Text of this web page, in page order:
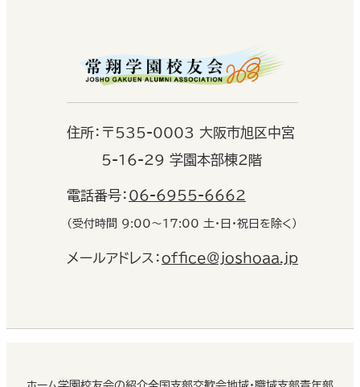
住所： 〒535-0003 大阪市旭区中宮
5-16-29 学園本部棟2階
電話番号： 06-6955-6662
（受付時間 9:00〜17:00 土・日・祝日を除く）
メールアドレス：office@joshoaa.jp